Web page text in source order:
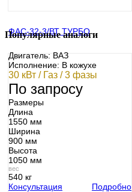
ФАС-32-3/ВТ ТУРБО
Двигатель: ВАЗ
Исполнение: В кожухе
30 кВт / Газ / 3 фазы
По запросу
Размеры
Длина
1550 мм
Ширина
900 мм
Высота
1050 мм
вес
540 кг
Консультация
Подробно
Популярные аналоги